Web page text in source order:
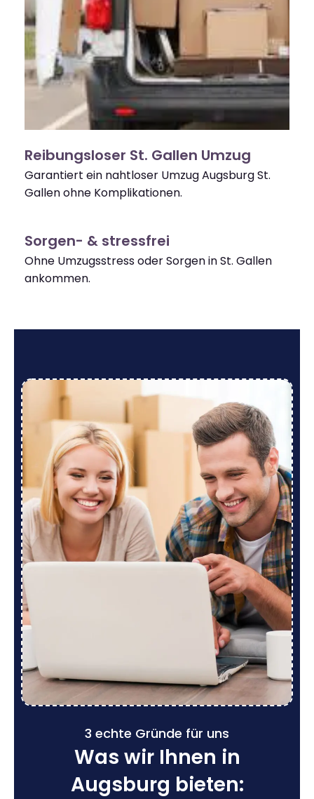
Reibungsloser St. Gallen Umzug
Garantiert ein nahtloser Umzug Augsburg St.
Gallen ohne Komplikationen.
Sorgen- & stressfrei
Ohne Umzugsstress oder Sorgen in St. Gallen
ankommen.
3 echte Gründe für uns
Was wir Ihnen in
Augsburg bieten: